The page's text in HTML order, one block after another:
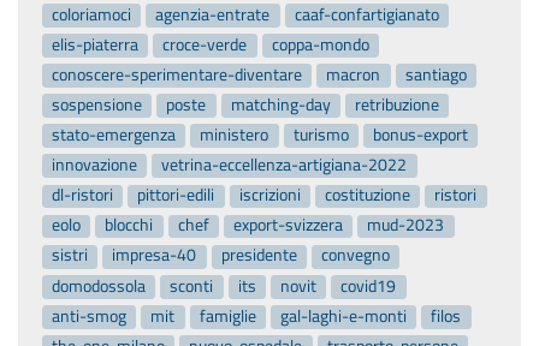
coloriamoci
agenzia-entrate
caaf-confartigianato
elis-piaterra
croce-verde
coppa-mondo
conoscere-sperimentare-diventare
macron
santiago
sospensione
poste matching-day
retribuzione
stato-emergenza
ministero turismo
bonus-export
innovazione
vetrina-eccellenza-artigiana-2022
dl-ristori
pittori-edili iscrizioni costituzione
ristori
eolo
blocchi chef export-svizzera
mud-2023
sistri
impresa-40 presidente
convegno
domodossola
sconti its novit
covid19
anti-smog
mit famiglie gal-laghi-e-monti
filos